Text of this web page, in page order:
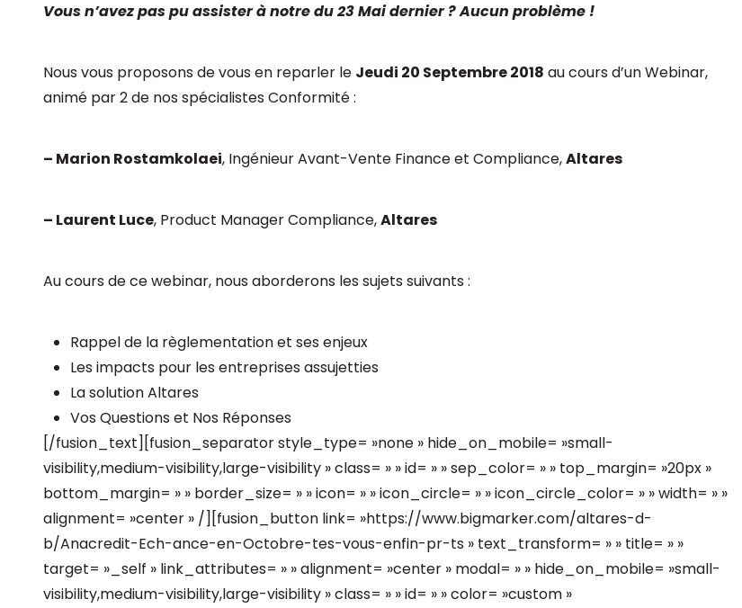
Vous n’avez pas pu assister à notre du 23 Mai dernier ? Aucun problème !
Nous vous proposons de vous en reparler le Jeudi 20 Septembre 2018 au cours d’un Webinar,
animé par 2 de nos spécialistes Conformité :
– Marion Rostamkolaei, Ingénieur Avant-Vente Finance et Compliance,Altares
– Laurent Luce, Product Manager Compliance,Altares
Au cours de ce webinar, nous aborderons les sujets suivants :
Rappel de la règlementation et ses enjeux
Les impacts pour les entreprises assujetties
La solution Altares
Vos Questions et Nos Réponses
[/fusion_text][fusion_separator style_type= »none » hide_on_mobile= »small-
visibility,medium-visibility,large-visibility » class= » » id= » » sep_color= » » top_margin= »20px »
bottom_margin= » » border_size= » » icon= » » icon_circle= » » icon_circle_color= » » width= » »
alignment= »center » /][fusion_button link= »https://www.bigmarker.com/altares-d-
b/Anacredit-Ech-ance-en-Octobre-tes-vous-enfin-pr-ts » text_transform= » » title= » »
target= »_self » link_attributes= » » alignment= »center » modal= » » hide_on_mobile= »small-
visibility,medium-visibility,large-visibility » class= » » id= » » color= »custom »